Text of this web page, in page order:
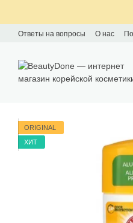
Ответы на вопросы О нас
ORIGINAL
ХИТ